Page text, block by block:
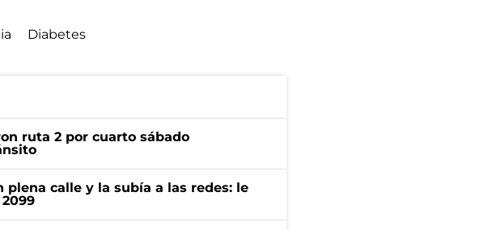
Diabetes
ruta 2 por cuarto sábado
plena calle y la subía a las redes: le